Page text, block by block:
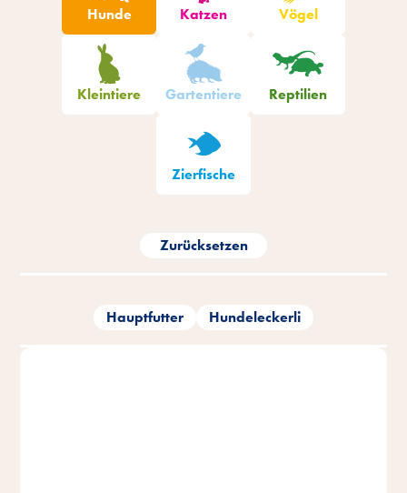
Hunde Katzen Vögel
Kleintiere Gartentiere Reptilien
Zierfische
Zurücksetzen
Hauptfutter Hundeleckerli